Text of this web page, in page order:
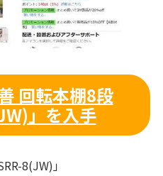
回転本棚8段
」を入手
8(JW)」